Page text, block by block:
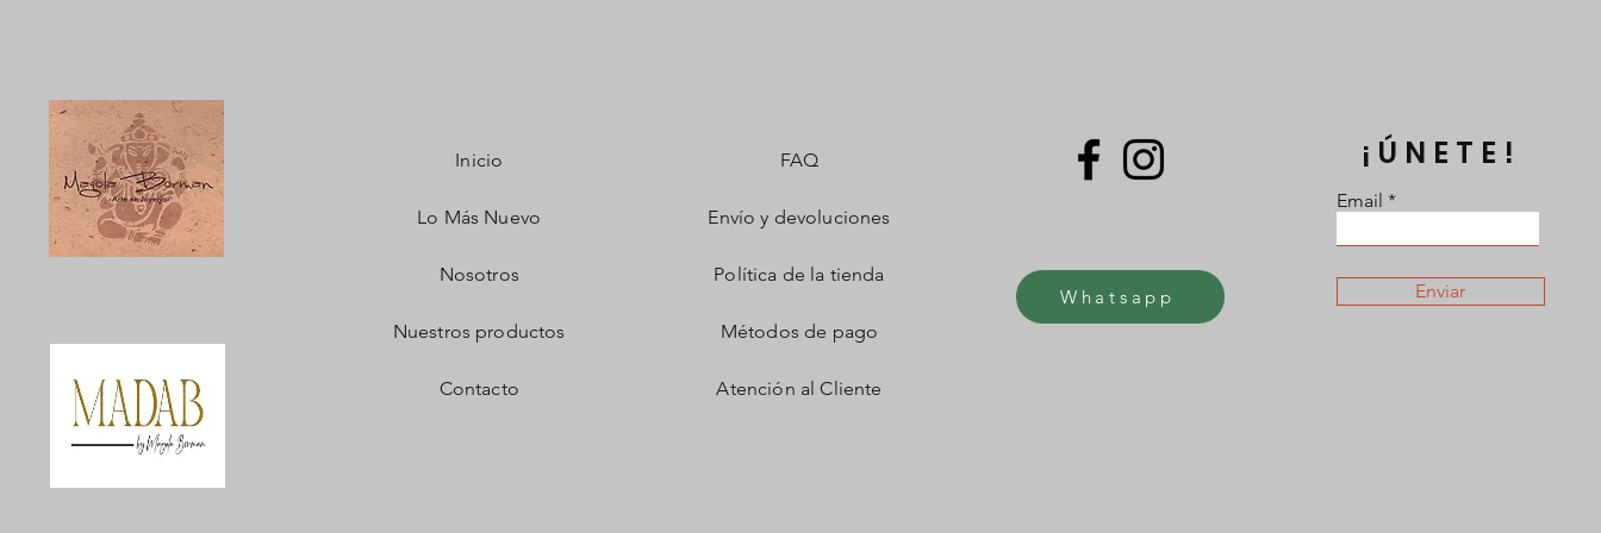
Inicio
Lo Más Nuevo
Nosotros
Nuestros productos
Contacto
FAQ
Envío y devoluciones
Política de la tienda
Métodos de pago
Atención al Cliente
Whatsapp
¡ÚNETE!
Email
Enviar